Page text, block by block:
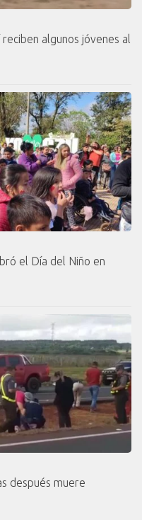
algunos jóvenes al
el Día del Niño en
después muere